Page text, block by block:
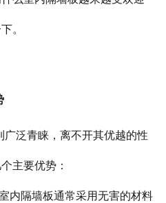
。
广泛青睐，离不开其优越的性
主要优势：
内隔墙板通常采用无害的材料